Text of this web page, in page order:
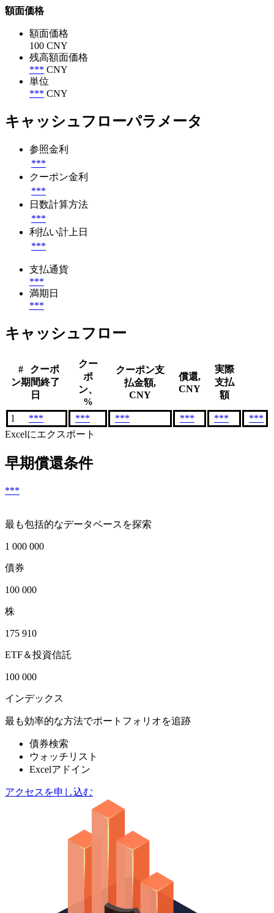
額面価格
額面価格
100 CNY
残高額面価格
*** CNY
単位
*** CNY
キャッシュフローパラメータ
参照金利
***
クーポン金利
***
日数計算方法
***
利払い計上日
***
支払通貨
***
満期日
***
キャッシュフロー
#
クーポ
ン期間終了
日
クー
ポ
ン、
%
クーポン支
払金額,
CNY
償還,
CNY
実際
支払
額
1 *** *** *** *** ***
***
Excelにエクスポート
早期償還条件
***
最も包括的なデータベースを探索
1 000 000
債券
100 000
株
175 910
ETF＆投資信託
100 000
インデックス
最も効率的な方法でポートフォリオを追跡
債券検索
ウォッチリスト
Excelアドイン
アクセスを申し込む